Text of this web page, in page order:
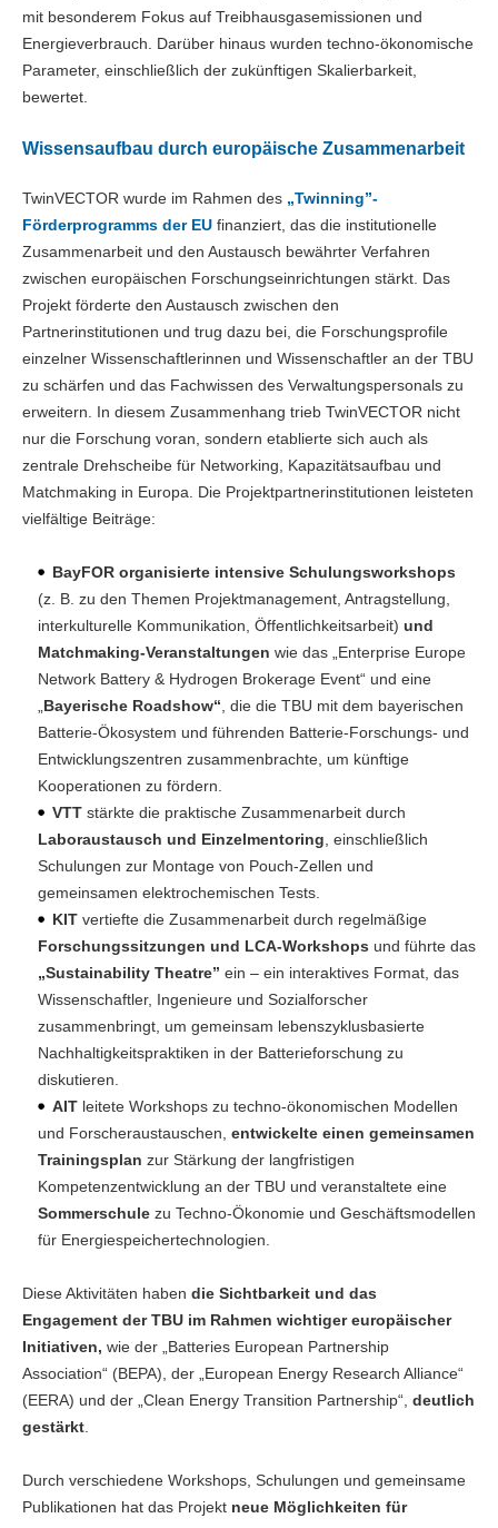
mit besonderem Fokus auf Treibhausgasemissionen und
Energieverbrauch. Darüber hinaus wurden techno-ökonomische
Parameter, einschließlich der zukünftigen Skalierbarkeit,
bewertet.
Wissensaufbau durch europäische Zusammenarbeit
TwinVECTOR wurde im Rahmen des „Twinning”-
Förderprogramms der EU finanziert, das die institutionelle
Zusammenarbeit und den Austausch bewährter Verfahren
zwischen europäischen Forschungseinrichtungen stärkt. Das
Projekt förderte den Austausch zwischen den
Partnerinstitutionen und trug dazu bei, die Forschungsprofile
einzelner Wissenschaftlerinnen und Wissenschaftler an der TBU
zu schärfen und das Fachwissen des Verwaltungspersonals zu
erweitern. In diesem Zusammenhang trieb TwinVECTOR nicht
nur die Forschung voran, sondern etablierte sich auch als
zentrale Drehscheibe für Networking, Kapazitätsaufbau und
Matchmaking in Europa. Die Projektpartnerinstitutionen leisteten
vielfältige Beiträge:
BayFOR organisierte intensive Schulungsworkshops
(z. B. zu den Themen Projektmanagement, Antragstellung,
interkulturelle Kommunikation, Öffentlichkeitsarbeit) und
Matchmaking-Veranstaltungen wie das „Enterprise Europe
Network Battery & Hydrogen Brokerage Event“ und eine
Bayerische Roadshow“ , die die TBU mit dem bayerischen
Batterie-Ökosystem und führenden Batterie-Forschungs- und
Entwicklungszentren zusammenbrachte, um künftige
Kooperationen zu fördern.
VTT stärkte die praktische Zusammenarbeit durch
Laboraustausch und Einzelmentoring , einschließlich
Schulungen zur Montage von Pouch-Zellen und
gemeinsamen elektrochemischen Tests.
KIT vertiefte die Zusammenarbeit durch regelmäßige
Forschungssitzungen und LCA-Workshops und führte das
„Sustainability Theatre” ein – ein interaktives Format, das
Wissenschaftler, Ingenieure und Sozialforscher
zusammenbringt, um gemeinsam lebenszyklusbasierte
Nachhaltigkeitspraktiken in der Batterieforschung zu
diskutieren.
AIT leitete Workshops zu techno-ökonomischen Modellen
und Forscheraustauschen, entwickelte einen gemeinsamen
Trainingsplan zur Stärkung der langfristigen
Kompetenzentwicklung an der TBU und veranstaltete eine
Sommerschule zu Techno-Ökonomie und Geschäftsmodellen
für Energiespeichertechnologien.
Diese Aktivitäten haben die Sichtbarkeit und das
Engagement der TBU im Rahmen wichtiger europäischer
Initiativen, wie der „Batteries European Partnership
Association“ (BEPA), der „European Energy Research Alliance“
(EERA) und der „Clean Energy Transition Partnership“, deutlich
gestärkt
Durch verschiedene Workshops, Schulungen und gemeinsame
Publikationen hat das Projekt neue Möglichkeiten für